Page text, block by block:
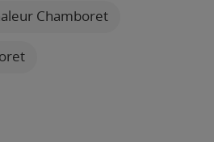
Chamboret